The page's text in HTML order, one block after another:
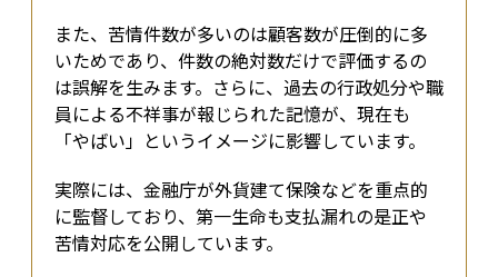
また、苦情件数が多いのは顧客数が圧倒的に多
いためであり、件数の絶対数だけで評価するの
は誤解を生みます。さらに、過去の行政処分や職
員による不祥事が報じられた記憶が、現在も
「やばい」というイメージに影響しています。
実際には、金融庁が外貨建て保険などを重点的
に監督しており、第一生命も支払漏れの是正や
苦情対応を公開しています。